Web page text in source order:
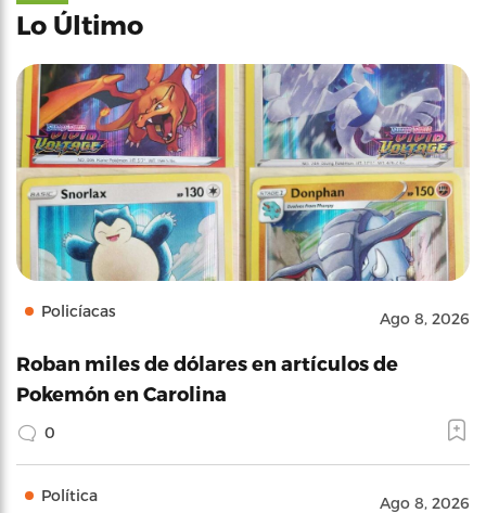
Lo Último
Policíacas Ago 8, 2026
Roban miles de dólares en artículos de
Pokemón en Carolina
0
Política Ago 8, 2026